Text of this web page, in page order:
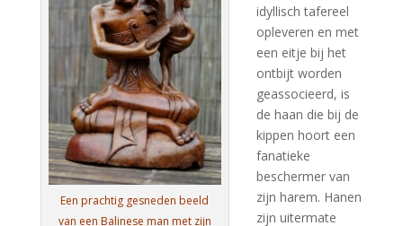
Een prachtig gesneden beeld
van een Balinese man met zijn
idyllisch tafereel
opleveren en met
een eitje bij het
ontbijt worden
geassocieerd, is
de haan die bij de
kippen hoort een
fanatieke
beschermer van
zijn harem. Hanen
zijn uitermate